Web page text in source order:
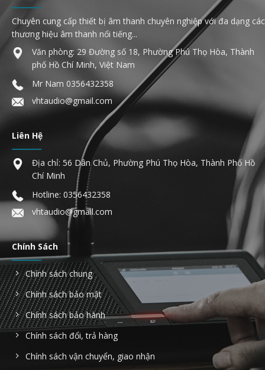
Chuyên cung cấp thiết bị âm thanh chuyên nghiệp với đa dạng các
thương hiệu âm thanh nổi tiếng...
Văn phòng: 29 Đường số 18, Phường Phú Thọ Hòa, Thành
phố Hồ Chí Minh, Việt Nam
Mr Nam 0356432358
vhtaudio@gmail.com
Liên Hệ
Địa chỉ: 56 Dân Chủ, Phường Phú Thọ Hòa, Thành Phố Hồ
Chí Minh
Hotline: 0356432358
vhtaudio@gmail.com
Chính Sách
Chính sách chung
Chính sách bảo mật
Chính sách bảo hành
Chính sách đổi, trả hàng
Chính sách vận chuyển, giao nhận